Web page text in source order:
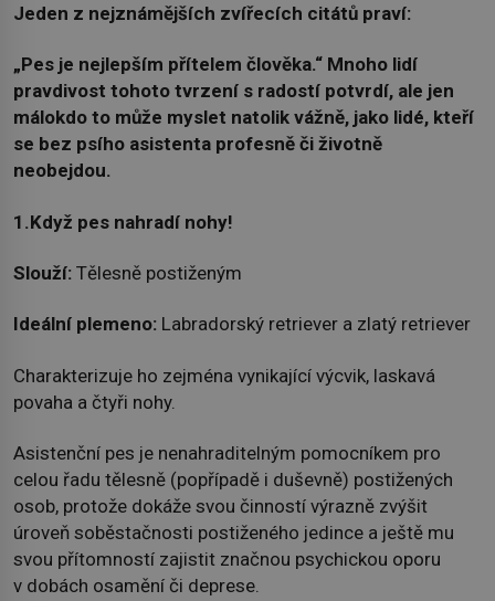
Jeden z nejznámějších zvířecích citátů praví:
„Pes je nejlepším přítelem člověka.“ Mnoho lidí
pravdivost tohoto tvrzení s radostí potvrdí, ale jen
málokdo to může myslet natolik vážně, jako lidé, kteří
se bez psího asistenta profesně či životně
neobejdou.
1.Když pes nahradí nohy!
Slouží: Tělesně postiženým
Ideální plemeno: Labradorský retriever a zlatý retriever
Charakterizuje ho zejména vynikající výcvik, laskavá
povaha a čtyři nohy.
Asistenční pes je nenahraditelným pomocníkem pro
celou řadu tělesně (popřípadě i duševně) postižených
osob, protože dokáže svou činností výrazně zvýšit
úroveň soběstačnosti postiženého jedince a ještě mu
svou přítomností zajistit značnou psychickou oporu
v dobách osamění či deprese.